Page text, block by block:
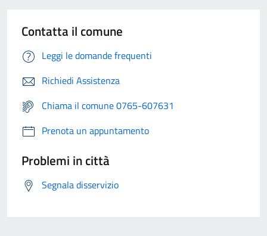
Contatta il comune
Leggi le domande frequenti
Richiedi Assistenza
Chiama il comune 0765-607631
Prenota un appuntamento
Problemi in città
Segnala disservizio